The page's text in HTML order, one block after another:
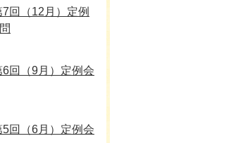
回（12月）定例
回（9月）定例会
回（6月）定例会